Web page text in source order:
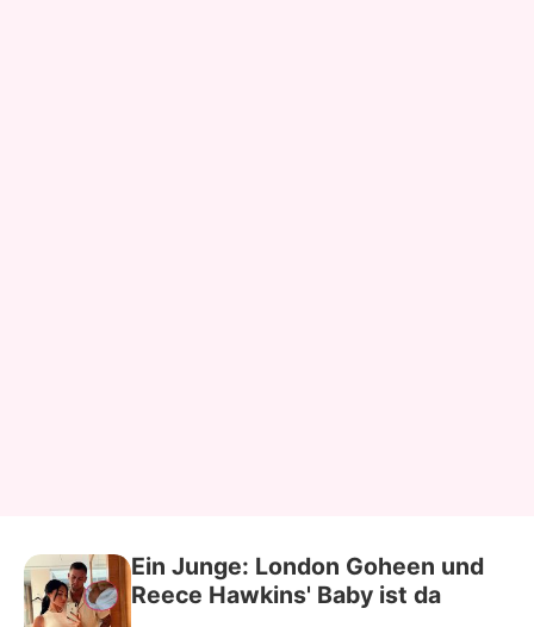
Ein Junge: London Goheen und
Reece Hawkins' Baby ist da